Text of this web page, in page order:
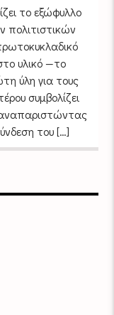
το εξώφυλλο
πολιτιστικών
υλικό —το
ύλη για τους
συμβολίζει
του […]